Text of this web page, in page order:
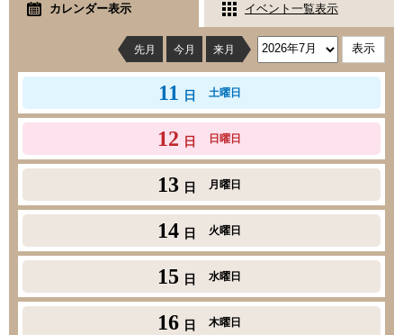
カレンダー表示 イベント一覧表示
先月 今月 来月
11 日 土曜日
12 日 日曜日
13 日 月曜日
14 日 火曜日
15 日 水曜日
16 日 木曜日